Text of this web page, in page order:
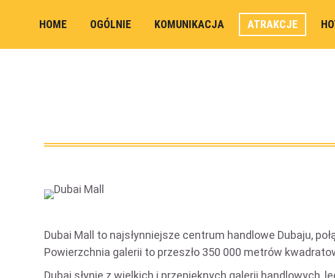
HOME OGÓLNIE KOMUNIKACJA ATRAKCJE
Dubai Mall to najsłynniejsze centrum handlowe Dubaju,
Powierzchnia galerii to przeszło 350 000 metrów
Dubaj słynie z wielkich i przepięknych galerii handlowych,